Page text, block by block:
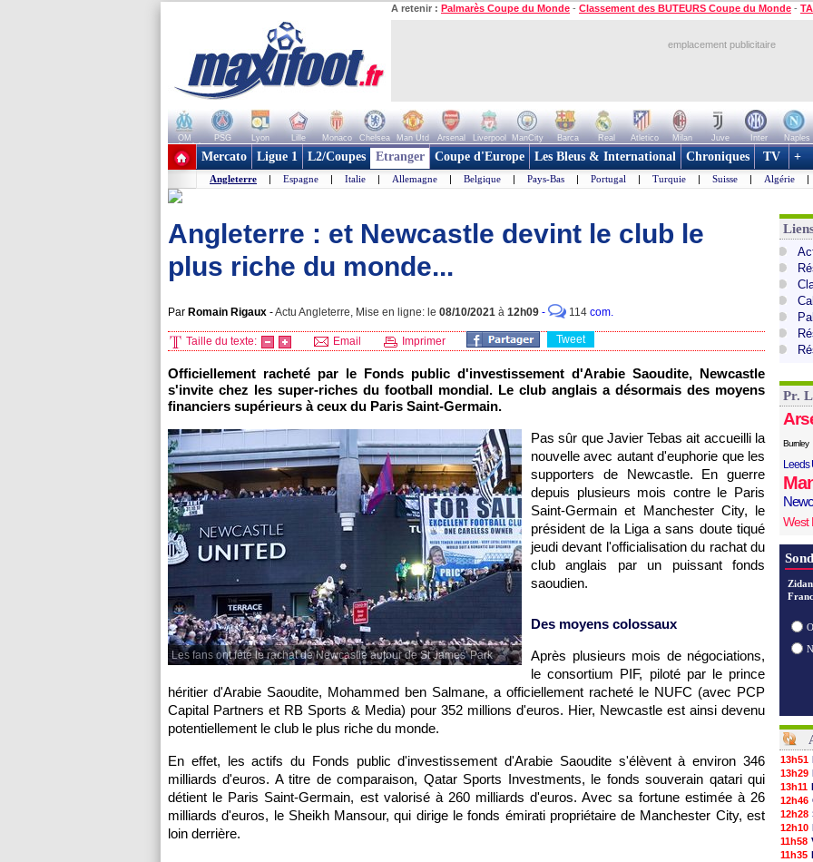
A retenir : Palmarès Coupe du Monde - Classement des BUTEURS Coupe du Monde -
emplacement publicitaire
OM PSG Lyon Lille Monaco Chelsea Man Utd Arsenal Liverpool ManCity Barca Real Atletico Milan Juve Inter Naples
+ de clubs
Mercato Ligue 1 L2/Coupes Etranger Coupe d'Europe Les Bleus & International Chroniques TV +
Angleterre | Espagne | Italie | Allemagne | Belgique | Pays-Bas | Portugal | Turquie | Suisse | Algérie |
Angleterre : et Newcastle devint le club le
plus riche du monde...
Par Romain Rigaux -Actu Angleterre, Mise en ligne: le 08/10/2021 à 12h09 - 114 com.
Taille du texte: Email Imprimer Tweet
Officiellement racheté par le Fonds public d'investissement d'Arabie Saoudite, Newcastle
s'invite chez les super-riches du football mondial. Le club anglais a désormais des moyens
financiers supérieurs à ceux du Paris Saint-Germain.
Les fans ont fêté le rachat de Newcastle autour de St James' Park
Pas sûr que Javier Tebas ait accueilli la
nouvelle avec autant d'euphorie que les
supporters de Newcastle. En guerre
depuis plusieurs mois contre le Paris
Saint-Germain et Manchester City, le
président de la Liga a sans doute tiqué
jeudi devant l'officialisation du rachat du
club anglais par un puissant fonds
saoudien.
Des moyens colossaux
Après plusieurs mois de négociations,
le consortium PIF, piloté par le prince
héritier d'Arabie Saoudite, Mohammed ben Salmane, a officiellement racheté le NUFC (avec PCP
Capital Partners et RB Sports & Media) pour 352 millions d'euros. Hier, Newcastle est ainsi devenu
potentiellement le club le plus riche du monde.
En effet, les actifs du Fonds public d'investissement d'Arabie Saoudite s'élèvent à environ 346
milliards d'euros. A titre de comparaison, Qatar Sports Investments, le fonds souverain qatari qui
détient le Paris Saint-Germain, est valorisé à 260 milliards d'euros. Avec sa fortune estimée à 26
milliards d'euros, le Sheikh Mansour, qui dirige le fonds émirati propriétaire de Manchester City, est
loin derrière.
Pr.
Burnley
Leeds
West
13h51
13h29
13h11
12h46
12h28
12h10
11h58
11h35